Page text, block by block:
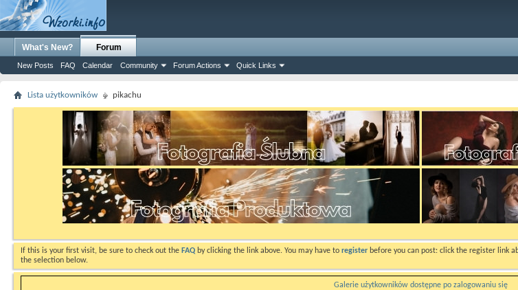
What's New? Forum
New Posts FAQ Calendar Community Forum Actions Quick Links
Lista użytkowników pikachu
If this is your first visit, be sure to check out the FAQ by clicking the link above. You may have to register before you can post: click the register link
the selection below.
Galerie użytkowników dostępne po zalogowaniu się